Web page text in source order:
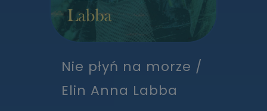
Nie płyń na morze /
Elin Anna Labba